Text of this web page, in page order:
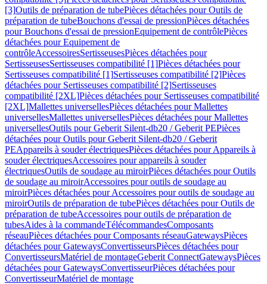
[3]Outils de préparation de tubePièces détachées pour Outils de
préparation de tubeBouchons d'essai de pressionPièces détachées
pour Bouchons d'essai de pressionEquipement de contrôlePièces
détachées pour Equipement de
contrôleAccessoiresSertisseusesPièces détachées pour
SertisseusesSertisseuses compatibilité [1]Pièces détachées pour
Sertisseuses compatibilité [1]Sertisseuses compatibilité [2]Pièces
détachées pour Sertisseuses compatibilité [2]Sertisseuses
compatibilité [2XL]Pièces détachées pour Sertisseuses compatibilité
[2XL]Mallettes universellesPièces détachées pour Mallettes
universellesMallettes universellesPièces détachées pour Mallettes
universellesOutils pour Geberit Silent-db20 / Geberit PEPièces
détachées pour Outils pour Geberit Silent-db20 / Geberit
PEAppareils à souder électriquesPièces détachées pour Appareils à
souder électriquesAccessoires pour appareils à souder
électriquesOutils de soudage au miroirPièces détachées pour Outils
de soudage au miroirAccessoires pour outils de soudage au
miroirPièces détachées pour Accessoires pour outils de soudage au
miroirOutils de préparation de tubePièces détachées pour Outils de
préparation de tubeAccessoires pour outils de préparation de
tubesAides à la commandeTélécommandesComposants
réseauPièces détachées pour Composants réseauGatewaysPièces
détachées pour GatewaysConvertisseursPièces détachées pour
ConvertisseursMatériel de montageGeberit ConnectGatewaysPièces
détachées pour GatewaysConvertisseurPièces détachées pour
ConvertisseurMatériel de montage